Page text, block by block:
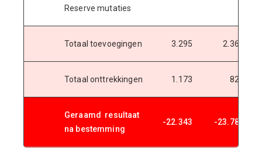
Reserve mutaties
Totaal toevoegingen 3.295 2.362
Totaal onttrekkingen 1.173 823
Geraamd resultaat
na bestemming
-22.343 -23.789